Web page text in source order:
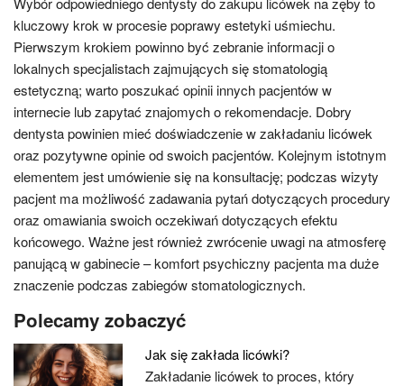
kluczowy krok w procesie poprawy estetyki uśmiechu.
Pierwszym krokiem powinno być zebranie informacji o
lokalnych specjalistach zajmujących się stomatologią
estetyczną; warto poszukać opinii innych pacjentów w
internecie lub zapytać znajomych o rekomendacje. Dobry
dentysta powinien mieć doświadczenie w zakładaniu licówek
oraz pozytywne opinie od swoich pacjentów. Kolejnym istotnym
elementem jest umówienie się na konsultację; podczas wizyty
pacjent ma możliwość zadawania pytań dotyczących procedury
oraz omawiania swoich oczekiwań dotyczących efektu
końcowego. Ważne jest również zwrócenie uwagi na atmosferę
panującą w gabinecie – komfort psychiczny pacjenta ma duże
znaczenie podczas zabiegów stomatologicznych.
Polecamy zobaczyć
Jak się zakłada licówki?
Zakładanie licówek to proces, który